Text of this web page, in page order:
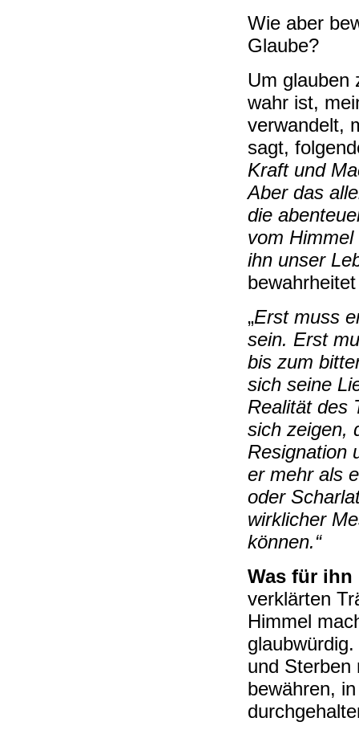
Wie aber
Glaube?
Um glauben
wahr ist,
verwandelt,
sagt,
Kraft und
Aber das
die
vom
ihn unser
„Erst muss
sein. Erst
bis zum
sich seine
Realität des
sich zeigen,
Resignation
er mehr als
oder
wirklicher
können.“
Was für
verklärten
Himmel
und Sterben
bewähren,